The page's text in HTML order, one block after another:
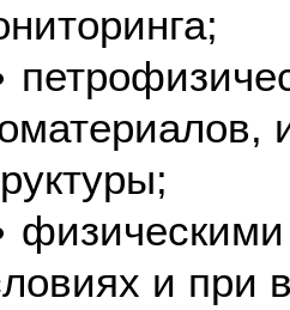
и при